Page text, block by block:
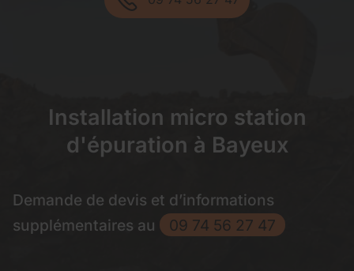
Installation micro station
d'épuration à Bayeux
Demande de devis et d’informations
supplémentaires au
09 74 56 27 47